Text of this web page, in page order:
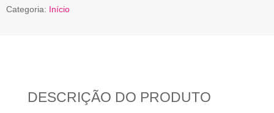
Categoria: Início
DESCRIÇÃO DO PRODUTO